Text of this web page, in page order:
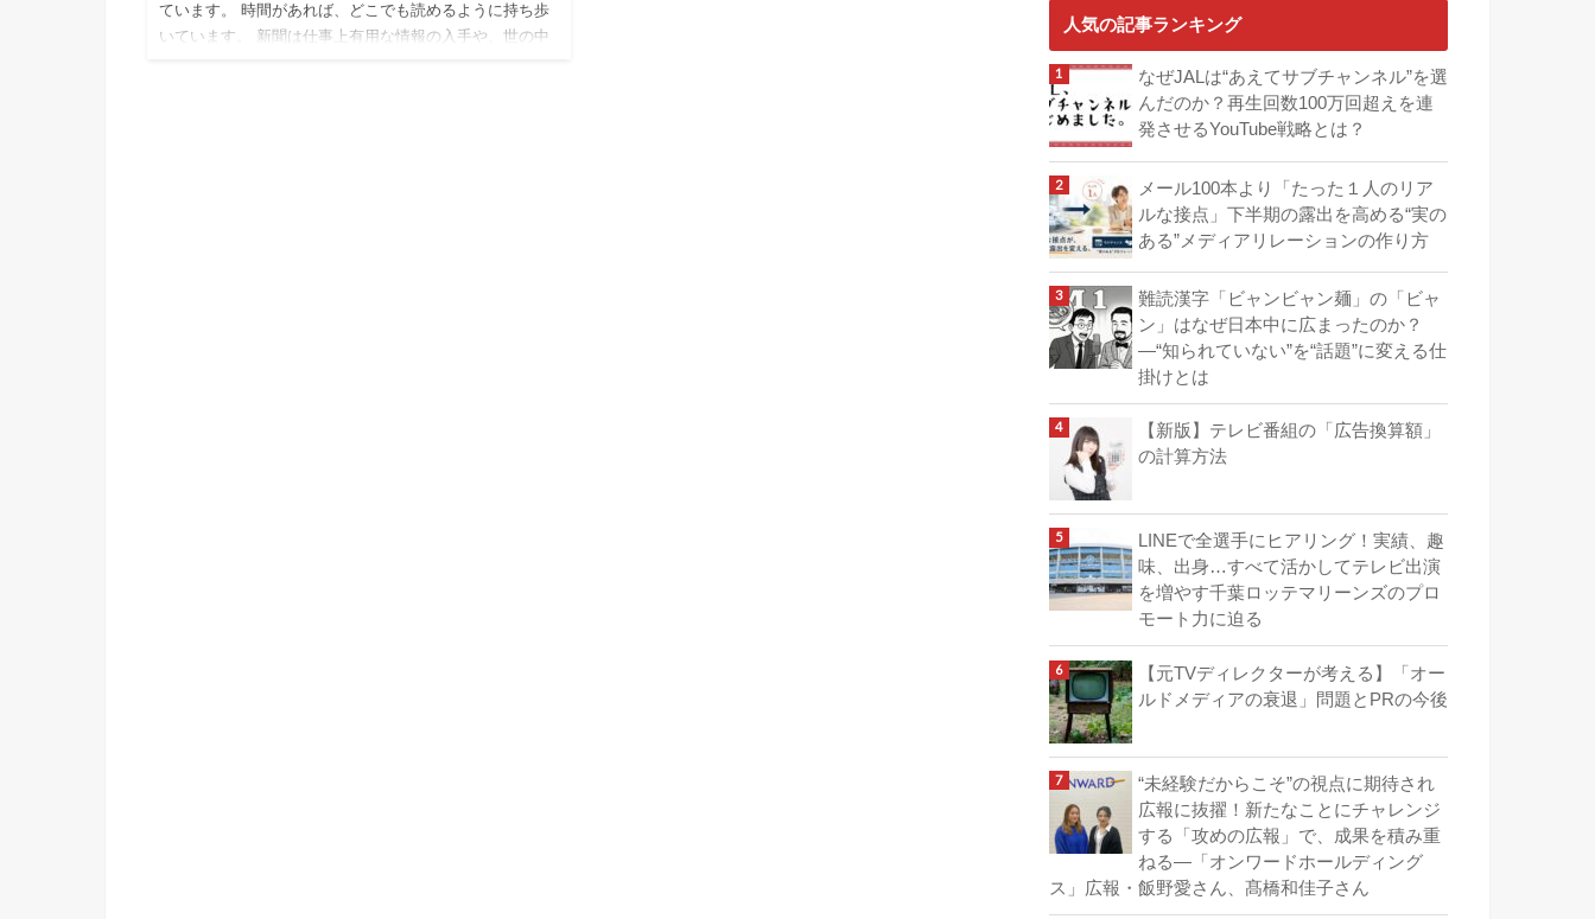
ています。 時間があれば、どこでも読めるように持ち歩
いています。 新聞は仕事上有用な情報の入手や、世の中
人気の記事ランキング
なぜJALは“あえてサブチャンネル”を選
んだのか？再生回数100万回超えを連
発させるYouTube戦略とは？
メール100本より「たった１人のリア
ルな接点」下半期の露出を高める“実の
ある”メディアリレーションの作り方
難読漢字「ビャンビャン麺」の「ビャ
ン」はなぜ日本中に広まったのか？
―“知られていない”を“話題”に変える仕
掛けとは
【新版】テレビ番組の「広告換算額」
の計算方法
LINEで全選手にヒアリング！実績、趣
味、出身…すべて活かしてテレビ出演
を増やす千葉ロッテマリーンズのプロ
モート力に迫る
【元TVディレクターが考える】「オー
ルドメディアの衰退」問題とPRの今後
“未経験だからこそ”の視点に期待され
広報に抜擢！新たなことにチャレンジ
する「攻めの広報」で、成果を積み重
ねる―「オンワードホールディング
ス」広報・飯野愛さん、髙橋和佳子さん